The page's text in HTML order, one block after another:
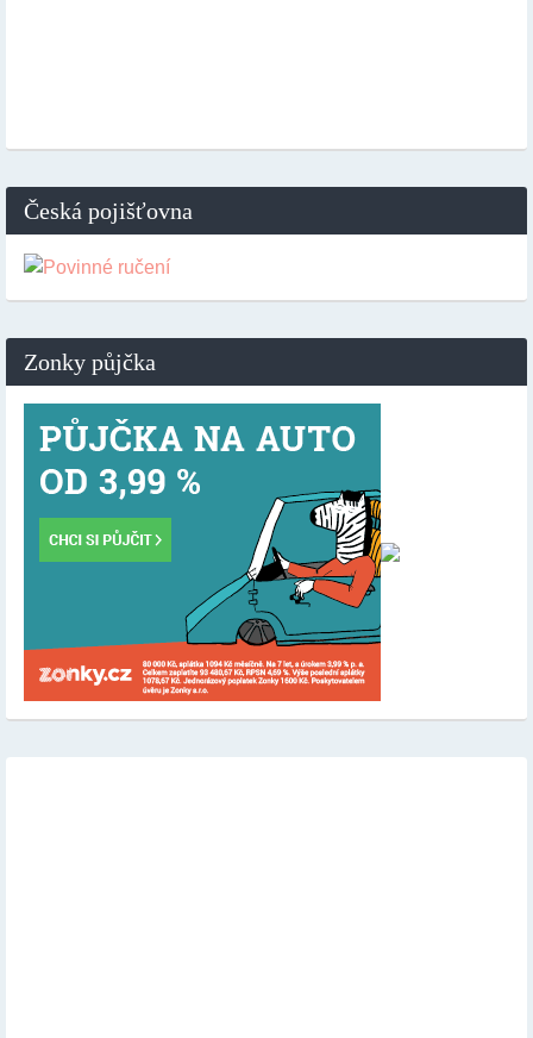
Česká pojišťovna
Zonky půjčka